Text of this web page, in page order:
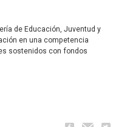
de Educación, Juventud y
en una competencia
sostenidos con fondos